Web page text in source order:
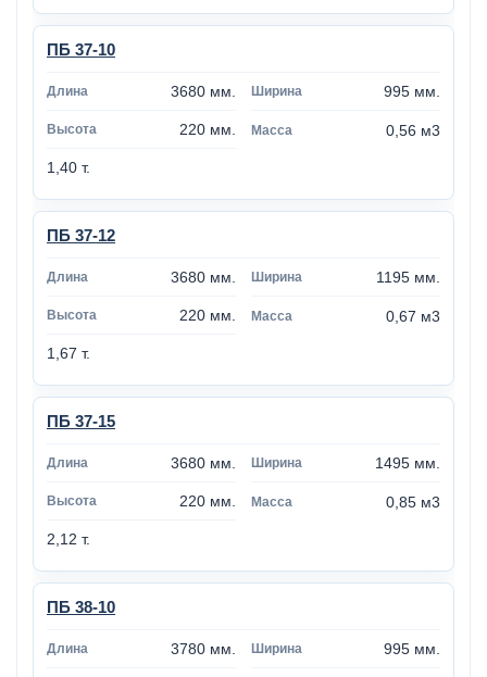
ПБ 37-10
3680 мм. 995 мм.
220 мм. 0,56 м3
1,40 т.
ПБ 37-12
3680 мм. 1195 мм.
220 мм. 0,67 м3
1,67 т.
ПБ 37-15
3680 мм. 1495 мм.
220 мм. 0,85 м3
2,12 т.
ПБ 38-10
3780 мм. 995 мм.